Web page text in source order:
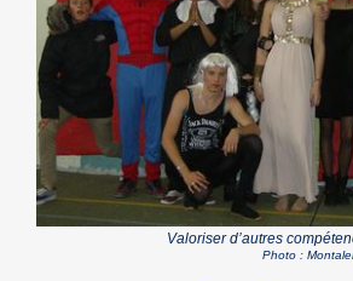
Valoriser d’autres
Photo :